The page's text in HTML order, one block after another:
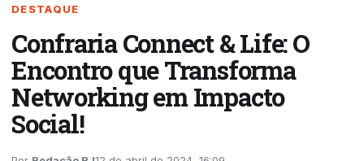
DESTAQUE
Confraria Connect & Life: O
Encontro que Transforma
Networking em Impacto
Social!